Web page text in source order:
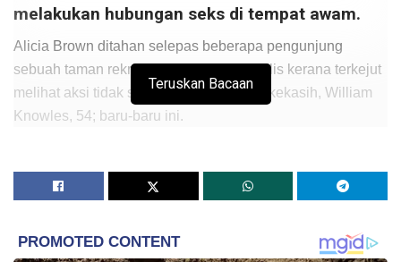
melakukan hubungan seks di tempat awam.
Alicia Brown ditahan selepas beberapa pengunjung
sebuah taman rekreasi menghubungi polis kerana terkejut
melihat aksi tidak senonohnya bersama kekasih, William
Knowles, 54; baru-baru ini.
bogel ketika ditahan diÃ‚Â Rush Common Park, Brixton
Hill.
Kedua-dua mereka dipercayai sedang mabuk
Teruskan Bacaan